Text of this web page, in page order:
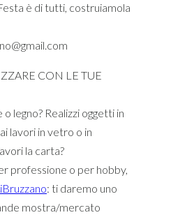
è di tutti, costruiamola
CON LE TUE
legno? Realizzi oggetti in
lavori in vetro o in
la carta?
professione o per hobby,
: ti daremo uno
mostra/mercato